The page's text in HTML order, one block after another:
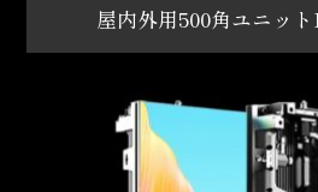
屋内外用500角ユニッ